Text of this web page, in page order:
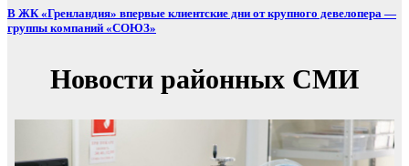
В ЖК «Гренландия» впервые клиентские дни от крупного девелопера —
группы компаний «СОЮЗ»